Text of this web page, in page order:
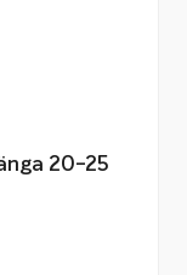
20-25